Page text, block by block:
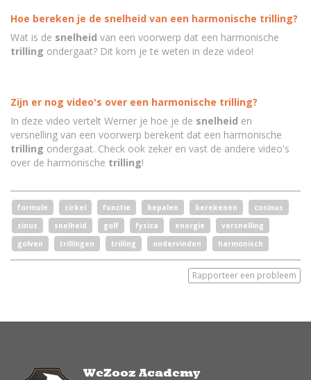
Hoe bereken je de snelheid van een harmonische trilling?
Wat is de snelheid van een voorwerp dat een harmonische
trilling ondergaat? Dit kom je te weten in deze video!
Zijn er nog video's over een harmonische trilling?
In deze video vertelt Werner je hoe je de snelheid en
versnelling van een voorwerp berekent dat een harmonische
trilling ondergaat. Check ook zeker en vast de andere video's
over de harmonische trilling!
formule cirkel functie bepalen berekenen
cosinus
sinus
snelheid golf fysica energie
versnelling
golven
trillingen trilling ondervinden harmonisch
Rapporteer een probleem
WeZooz Academy